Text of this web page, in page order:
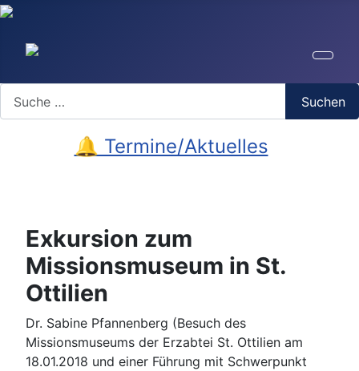
Suchen
🔔 Termine/Aktuelles
Exkursion zum
Missionsmuseum in St.
Ottilien
Dr. Sabine Pfannenberg (Besuch des
Missionsmuseums der Erzabtei St. Ottilien am
18.01.2018 und einer Führung mit Schwerpunkt